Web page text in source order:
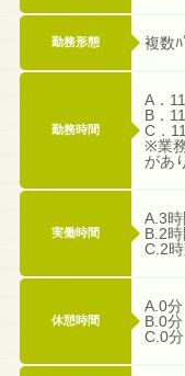
勤務形態 複数
勤務時間
A．
B．
C．
※業
があ
実働時間
A.3時
B.2
C.2
休憩時間
A.0分
B.0分
C.0分